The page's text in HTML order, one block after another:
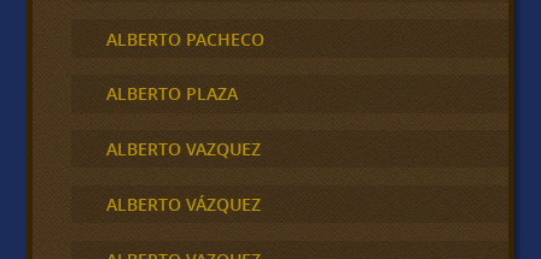
ALBERTO PACHECO
ALBERTO PLAZA
ALBERTO VAZQUEZ
ALBERTO VÁZQUEZ